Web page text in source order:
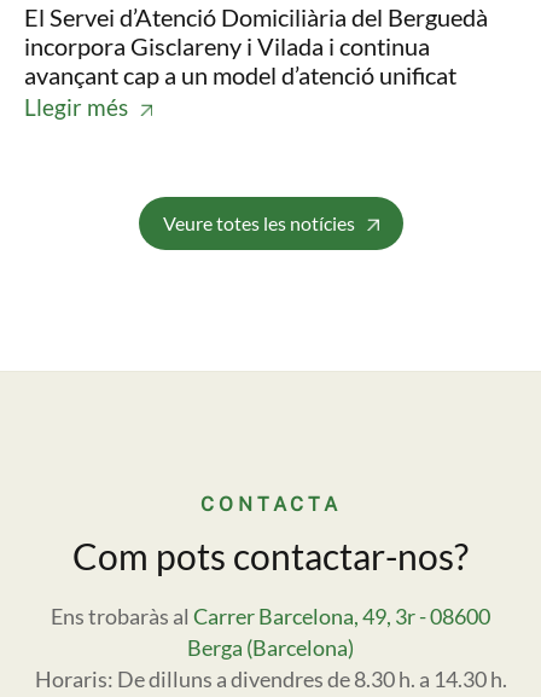
El Servei d’Atenció Domiciliària del Berguedà
incorpora Gisclareny i Vilada i continua
avançant cap a un model d’atenció unificat
Llegir més
Veure totes les notícies
CONTACTA
Com pots contactar-nos?
Ens trobaràs al Carrer Barcelona, 49, 3r - 08600
Berga (Barcelona)
Horaris: De dilluns a divendres de 8.30 h. a 14.30 h.